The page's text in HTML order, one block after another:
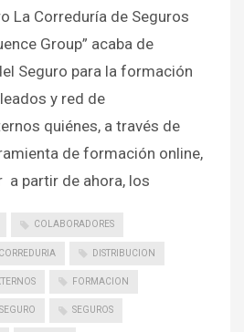
La Correduría de Seguros
Group” acaba de
Seguro para la formación
y red de
quiénes, a través de
de formación online,
a partir de ahora, los
COLABORADORES
CORREDURIA DISTRIBUCION
FORMACION
SEGURO SEGUROS